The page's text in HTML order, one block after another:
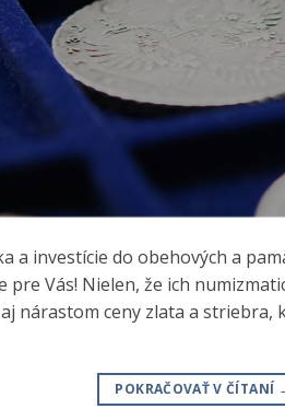
a investície do obehových a
pre Vás! Nielen, že ich
nárastom ceny zlata a striebra,
POKRAČOVAŤ V ČÍTANÍ